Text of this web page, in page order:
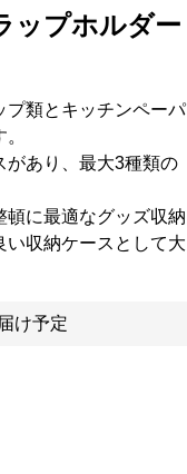
ップホルダー
プ類とキッチンペーパ
があり、最大3種類の
に最適なグッズ収納
い収納ケースとして大
け予定